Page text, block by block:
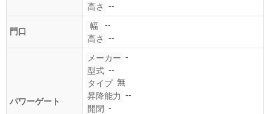
高さ
--
門口
幅
--
高さ
--
パワーゲート
メーカー -
型式 --
タイプ 無
昇降能力 --
開閉 -